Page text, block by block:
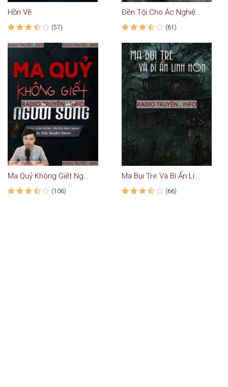
Hồn Về
(57)
Đền Tội Cho Ác Nghiệp - Truyện Ma
(61)
Ma Quỷ Không Giết Người Sống
(106)
Ma Bụi Tre Và Bí Ẩn Linh Hồn
(66)